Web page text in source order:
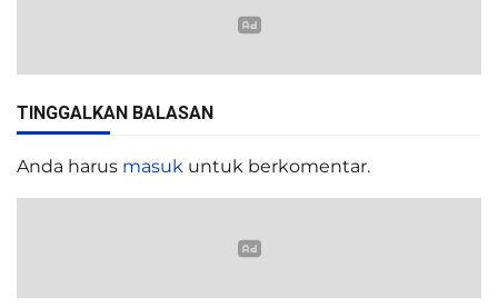
TINGGALKAN BALASAN
Anda harus masuk untuk berkomentar.